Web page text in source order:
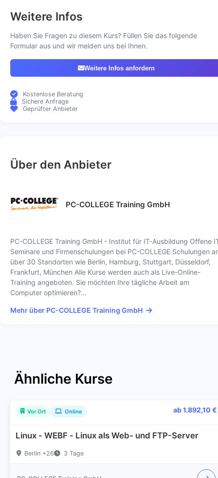
Weitere Infos
Haben Sie Fragen zu diesem Kurs? Füllen Sie das folgende
Formular aus und wir melden uns bei Ihnen.
Weitere Infos anfordern
Kostenlose Beratung
Sichere Anfrage
Geprüfter Anbieter
Über den Anbieter
PC-COLLEGE Training GmbH
PC-COLLEGE Training GmbH - Institut für IT-Ausbildung Offene
Seminare und Firmenschulungen bei PC-COLLEGE Schulungen
über 30 Standorten wie Berlin, Hamburg, Stuttgart, Düsseldorf,
Frankfurt, München Alle Kurse werden auch als Live-Online-
Training angeboten. Sie möchten Ihre tägliche Arbeit am
Computer optimieren?…
Mehr über PC-COLLEGE Training GmbH
Ähnliche Kurse
Vor Ort Online ab 1.892,10 €
Linux - WEBF - Linux als Web- und FTP-Server
Berlin +26 3 Tage